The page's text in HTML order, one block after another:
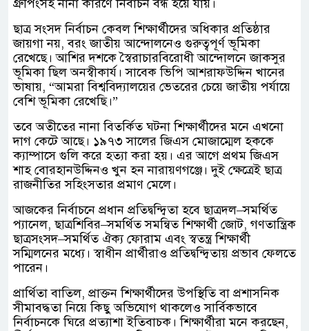
গ্রুপিংসহ নানা কারণে নির্বাচন বন্ধ হয়ে যায়।
ছাত্র সংসদ নির্বাচন কেবল শিক্ষার্থীদের অধিকার প্রতিষ্ঠার
জায়গা নয়, বরং জাতীয় আন্দোলনেও গুরুত্বপূর্ণ ভূমিকা
রেখেছে। আশির দশকে স্বৈরাচারবিরোধী আন্দোলনে জাকসুর
ভূমিকা ছিল অনস্বীকার্য। সাবেক ভিপি আশরাফউদ্দিন খানের
ভাষায়, “আমরা বিশ্ববিদ্যালয়ের ভেতরের চেয়ে জাতীয় পর্যায়ে
বেশি ভূমিকা রেখেছি।”
তবে অতীতের নানা বিতর্কিত ঘটনা শিক্ষার্থীদের মনে এখনো
দাগ কেটে আছে। ১৯৭৩ সালের জিএস মোজাম্মেল হককে
ক্যাম্পাসে গুলি করে হত্যা করা হয়। এর আগে প্রথম জিএস
শাহ বোরহানউদ্দিনও খুন হন নারায়ণগঞ্জে। দুই ক্ষেত্রেই ছাত্র
রাজনীতির সহিংসতার প্রমাণ মেলে।
আজকের নির্বাচনে প্রধান প্রতিদ্বন্দ্বিতা হবে ছাত্রদল–সমর্থিত
প্যানেল, ছাত্রশিবির–সমর্থিত সমন্বিত শিক্ষার্থী জোট, গণতান্ত্রিক
ছাত্রসংসদ–সমর্থিত ঐক্য ফোরাম এবং স্বতন্ত্র শিক্ষার্থী
সম্মিলনের মধ্যে। স্বাধীন প্রার্থীরাও প্রতিদ্বন্দ্বিতায় প্রভাব ফেলতে
পারেন।
প্রার্থিতা বাতিল, প্রাক্তন শিক্ষার্থীদের উপস্থিতি বা প্রশাসনিক
সীমাবদ্ধতা নিয়ে কিছু অভিযোগ থাকলেও সার্বিকভাবে
নির্বাচনকে ঘিরে প্রত্যাশা ইতিবাচক। শিক্ষার্থীরা মনে করছেন,